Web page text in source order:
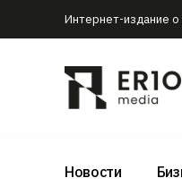
Интернет-издание о
Новости